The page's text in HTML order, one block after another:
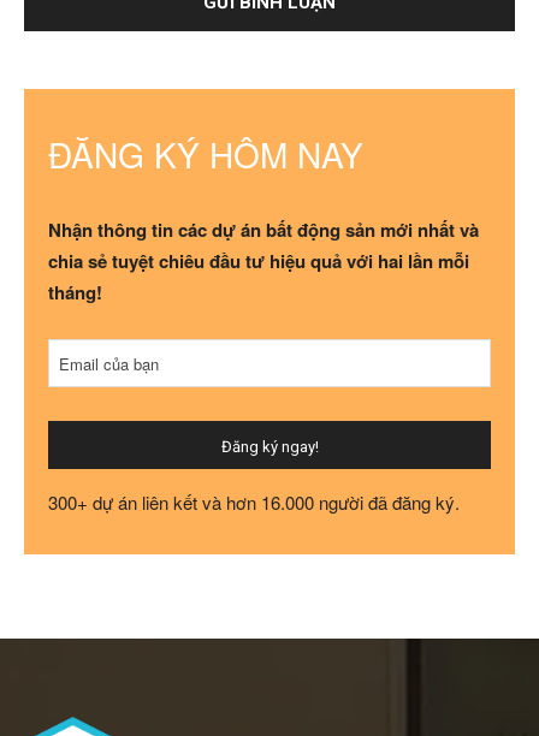
ĐĂNG KÝ HÔM NAY
Nhận thông tin các dự án bất động sản mới nhất và
chia sẻ tuyệt chiêu đầu tư hiệu quả với hai lần mỗi
tháng!
Website
Email của bạn
Đăng ký ngay!
300+ dự án liên kết và hơn 16.000 người đã đăng ký.